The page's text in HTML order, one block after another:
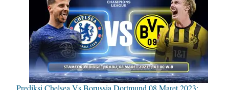
Prediksi Chelsea Vs Borussia Dortmund 08 Maret 2023: